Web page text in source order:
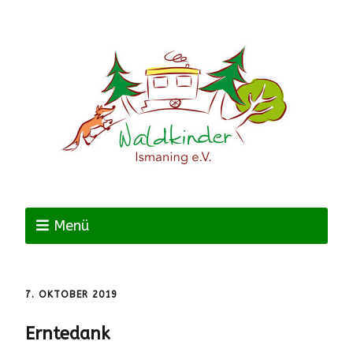
Menü
7. OKTOBER 2019
Erntedank